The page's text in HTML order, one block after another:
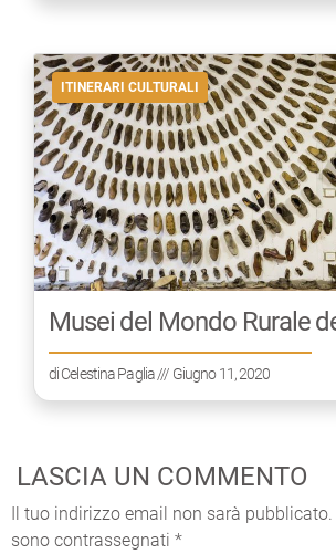
ITINERARI CULTURALI
Musei del Mondo Rurale
diCelestina Paglia/// Giugno 11, 2020
LASCIA UN COMMENTO
Il tuo indirizzo email non sarà pubblicato.
sono contrassegnati *